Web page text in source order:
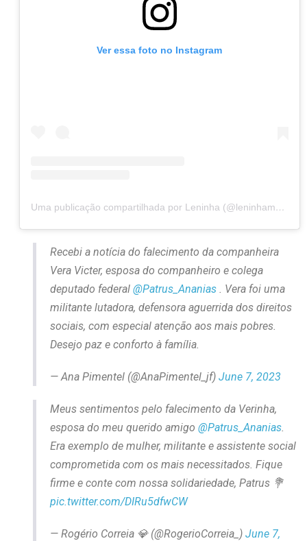
Ver essa foto no Instagram
Uma publicação compartilhada por Leninha (@leninhamoc13)
Recebi a notícia do falecimento da companheira
Vera Victer, esposa do companheiro e colega
deputado federal @Patrus_Ananias. Vera foi uma
militante lutadora, defensora aguerrida dos direitos
sociais, com especial atenção aos mais pobres.
Desejo paz e conforto à família.
— Ana Pimentel (@AnaPimentel_jf) June 7, 2023
Meus sentimentos pelo falecimento da Verinha,
esposa do meu querido amigo @Patrus_Ananias.
Era exemplo de mulher, militante e assistente social
comprometida com os mais necessitados. Fique
firme e conte com nossa solidariedade, Patrus 💐
pic.twitter.com/DIRu5dfwCW
— Rogério Correia 💎 (@RogerioCorreia_) June 7,